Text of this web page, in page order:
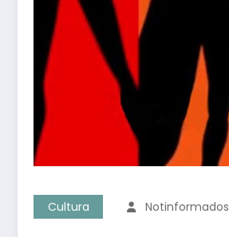
Cultura Notinformados